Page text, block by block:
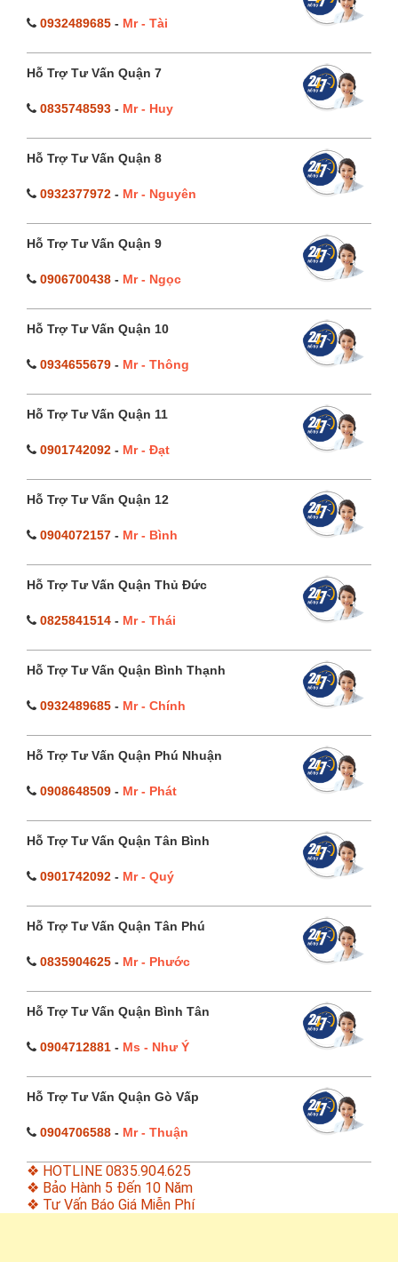
0932489685 - Mr - Tài
Hỗ Trợ Tư Vấn Quận 7
0835748593 - Mr - Huy
Hỗ Trợ Tư Vấn Quận 8
0932377972 - Mr - Nguyên
Hỗ Trợ Tư Vấn Quận 9
0906700438 - Mr - Ngọc
Hỗ Trợ Tư Vấn Quận 10
0934655679 - Mr - Thông
Hỗ Trợ Tư Vấn Quận 11
0901742092 - Mr - Đạt
Hỗ Trợ Tư Vấn Quận 12
0904072157 - Mr - Bình
Hỗ Trợ Tư Vấn Quận Thủ Đức
0825841514 - Mr - Thái
Hỗ Trợ Tư Vấn Quận Bình Thạnh
0932489685 - Mr - Chính
Hỗ Trợ Tư Vấn Quận Phú Nhuận
0908648509 - Mr - Phát
Hỗ Trợ Tư Vấn Quận Tân Bình
0901742092 - Mr - Quý
Hỗ Trợ Tư Vấn Quận Tân Phú
0835904625 - Mr - Phước
Hỗ Trợ Tư Vấn Quận Bình Tân
0904712881 - Ms - Như Ý
Hỗ Trợ Tư Vấn Quận Gò Vấp
0904706588 - Mr - Thuận
❖ HOTLINE 0835.904.625
❖ Bảo Hành 5 Đến 10 Năm
❖ Tư Vấn Báo Giá Miễn Phí